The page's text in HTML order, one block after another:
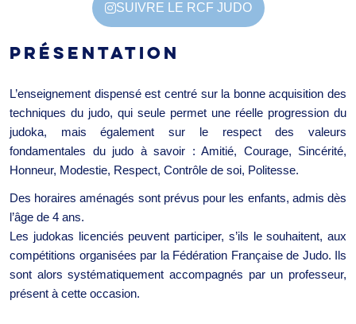
SUIVRE LE RCF JUDO
PRÉSENTATION
L’enseignement dispensé est centré sur la bonne acquisition des
techniques du judo, qui seule permet une réelle progression du
judoka, mais également sur le respect des valeurs
fondamentales du judo à savoir : Amitié, Courage, Sincérité,
Honneur, Modestie, Respect, Contrôle de soi, Politesse.
Des horaires aménagés sont prévus pour les enfants, admis dès
l’âge de 4 ans.
Les judokas licenciés peuvent participer, s’ils le souhaitent, aux
compétitions organisées par la Fédération Française de Judo. Ils
sont alors systématiquement accompagnés par un professeur,
présent à cette occasion.